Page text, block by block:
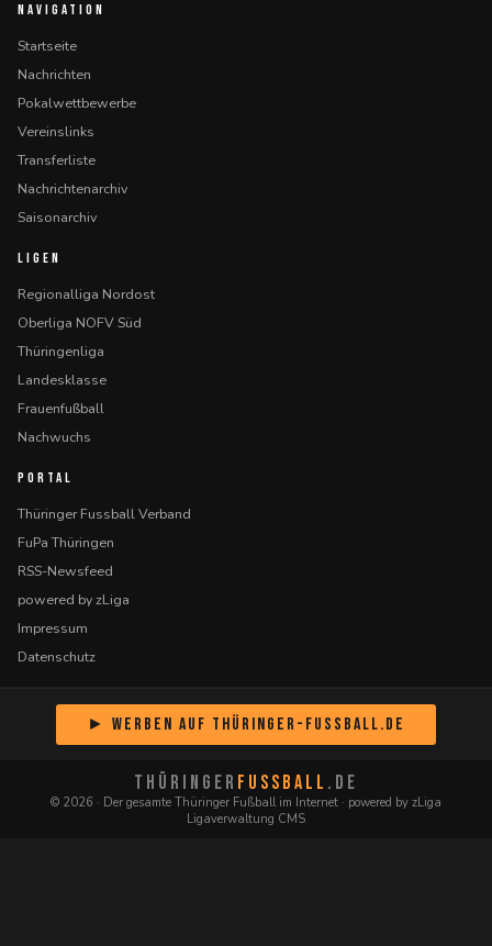
NAVIGATION
Startseite
Nachrichten
Pokalwettbewerbe
Vereinslinks
Transferliste
Nachrichtenarchiv
Saisonarchiv
LIGEN
Regionalliga Nordost
Oberliga NOFV Süd
Thüringenliga
Landesklasse
Frauenfußball
Nachwuchs
PORTAL
Thüringer Fussball Verband
FuPa Thüringen
RSS-Newsfeed
powered by zLiga
Impressum
Datenschutz
► Werben auf Thüringer-Fussball.de
THÜRINGER FUSSBALL .DE
© 2026 · Der gesamte Thüringer Fußball im Internet · powered by zLiga
Ligaverwaltung CMS